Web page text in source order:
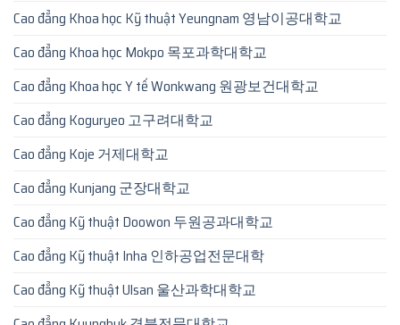
Cao đẳng Khoa học Kỹ thuật Yeungnam 영남이공대학교
Cao đẳng Khoa học Mokpo 목포과학대학교
Cao đẳng Khoa học Y tế Wonkwang 원광보건대학교
Cao đẳng Koguryeo 고구려대학교
Cao đẳng Koje 거제대학교
Cao đẳng Kunjang 군장대학교
Cao đẳng Kỹ thuật Doowon 두원공과대학교
Cao đẳng Kỹ thuật Inha 인하공업전문대학
Cao đẳng Kỹ thuật Ulsan 울산과학대학교